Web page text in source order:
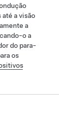
a visão
a
o a
do para-
os